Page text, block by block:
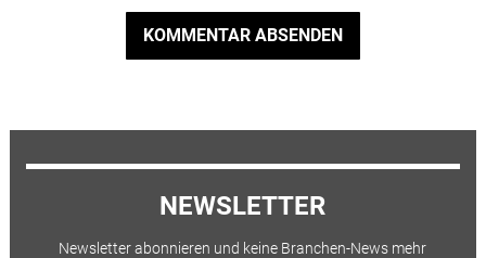
KOMMENTAR ABSENDEN
NEWSLETTER
Newsletter abonnieren und keine Branchen-News mehr